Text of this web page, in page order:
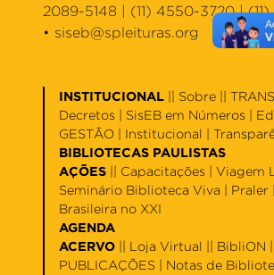
2089-5148 | (11) 4550-3720 |
• siseb@spleituras.org
INSTITUCIONAL Sobre ||
Decretos
SisEB em Números
GESTÃO | Institucional
BIBLIOTECAS PAULISTAS
AÇÕES
Capacitações Viagem
Seminário Biblioteca Viva
Praler
Brasileira no XXI
AGENDA
ACERVO
Loja Virtual BibliON
PUBLICAÇÕES | Notas de